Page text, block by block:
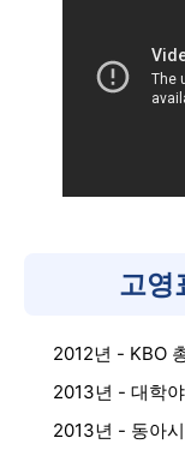
고영
2012년 - KBO
2013년 - 대학
2013년 - 동아